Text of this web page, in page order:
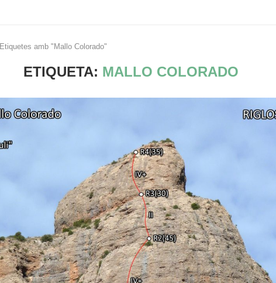
Etiquetes amb "Mallo Colorado"
ETIQUETA: MALLO COLORADO